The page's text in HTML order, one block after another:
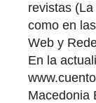
revistas
como en
Web y
En la
Macedonia